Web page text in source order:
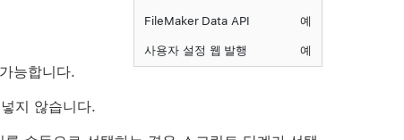
FileMaker Data API 예
사용자 설정 웹 발행 예
능합니다.
지 않습니다.